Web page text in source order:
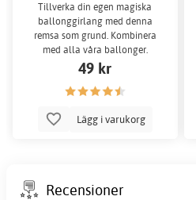
Tillverka din egen magiska
ballonggirlang med denna
remsa som grund. Kombinera
med alla våra ballonger.
49 kr
Lägg i varukorg
Recensioner